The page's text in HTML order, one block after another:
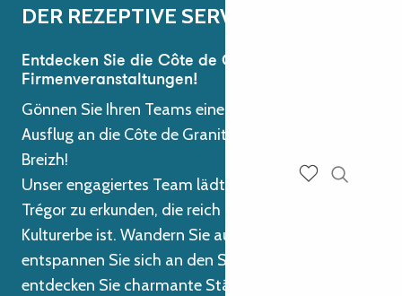
DER REZEPTIVE SERVICE
Entdecken Sie die Côte de Granit Rose für Ihre
Firmenveranstaltungen!
Gönnen Sie Ihren Teams einen inspirierenden
Ausflug an die Côte de Granit Rose. Degemer Mat e
Breizh!
Unser engagiertes Team lädt Sie ein, die Region
Trégor zu erkunden, die reich an Kultur und
Kulturerbe ist. Wandern Sie auf Küstenpfaden,
entspannen Sie sich an den Stränden und
entdecken Sie charmante Städte. Nutzen Sie